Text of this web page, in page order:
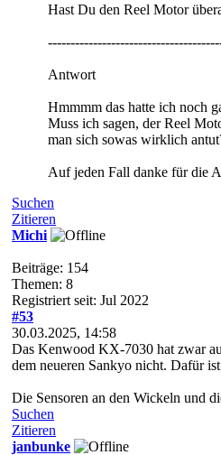
Hast Du den Reel Motor
Antwort
Hmmmm das hatte ich noch
Muss ich sagen, der Reel
man sich sowas wirklich
Auf jeden Fall danke für die
Suchen
Zitieren
Michi
Beiträge: 154
Themen: 8
Registriert seit: Jul 2022
#53
30.03.2025, 14:58
Das Kenwood KX-7030 hat zwar
dem neueren Sankyo nicht. Dafür
Die Sensoren an den Wickeln und
Suchen
Zitieren
janbunke